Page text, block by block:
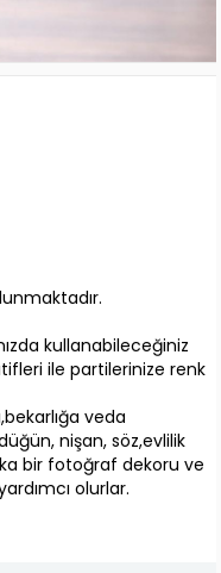
kullanabileceğiniz
ile partilerinize renk
veda
nişan, söz,evlilik
bir fotoğraf dekoru ve
olurlar.